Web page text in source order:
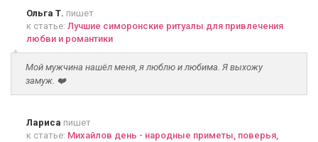
Ольга Т. пишет
к статье: Лучшие симоронские ритуалы для привлечения
любви и романтики
Мой мужчина нашёл меня, я люблю и любима. Я выхожу
замуж. ❤️
Лариса пишет
к статье: Михайлов день - народные приметы, поверья,